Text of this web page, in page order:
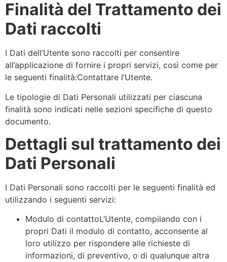
Finalità del Trattamento dei
Dati raccolti
I Dati dell’Utente sono raccolti per consentire
all’applicazione di fornire i propri servizi, così come per
le seguenti finalità:Contattare l’Utente.
Le tipologie di Dati Personali utilizzati per ciascuna
finalità sono indicati nelle sezioni specifiche di questo
documento.
Dettagli sul trattamento dei
Dati Personali
I Dati Personali sono raccolti per le seguenti finalità ed
utilizzando i seguenti servizi:
Modulo di contattoL’Utente, compilando con i
propri Dati il modulo di contatto, acconsente al
loro utilizzo per rispondere alle richieste di
informazioni, di preventivo, o di qualunque altra